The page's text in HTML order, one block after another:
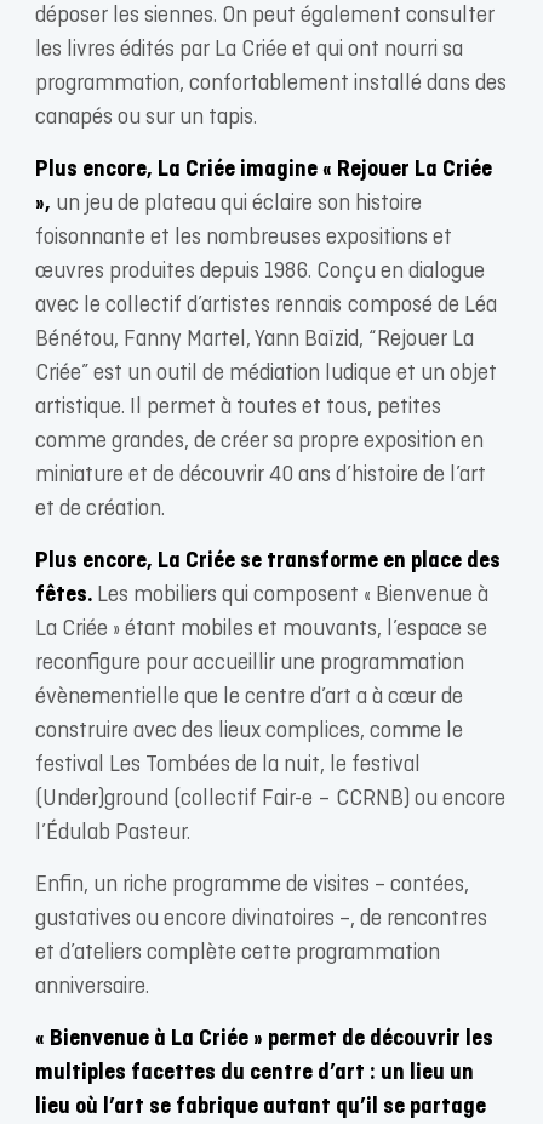
déposer les siennes. On peut également consulter
les livres édités par La Criée et qui ont nourri sa
programmation, confortablement installé dans des
canapés ou sur un tapis.
Plus encore, La Criée imagine « Rejouer La Criée
», un jeu de plateau qui éclaire son histoire
foisonnante et les nombreuses expositions et
œuvres produites depuis 1986. Conçu en dialogue
avec le collectif d’artistes rennais composé de Léa
Bénétou, Fanny Martel, Yann Baïzid, “Rejouer La
Criée” est un outil de médiation ludique et un objet
artistique. Il permet à toutes et tous, petites
comme grandes, de créer sa propre exposition en
miniature et de découvrir 40 ans d’histoire de l’art
et de création.
Plus encore, La Criée se transforme en place des
fêtes.Les mobiliers qui composent « Bienvenue à
La Criée » étant mobiles et mouvants, l’espace se
reconfigure pour accueillir une programmation
évènementielle que le centre d’art a à cœur de
construire avec des lieux complices, comme le
festival Les Tombées de la nuit, le festival
(Under)ground (collectif Fair-e – CCRNB) ou encore
l’Édulab Pasteur.
Enfin, un riche programme de visites – contées,
gustatives ou encore divinatoires –, de rencontres
et d’ateliers complète cette programmation
anniversaire.
« Bienvenue à La Criée » permet de découvrir les
multiples facettes du centre d’art : un lieu un
lieu où l’art se fabrique autant qu’il se partage